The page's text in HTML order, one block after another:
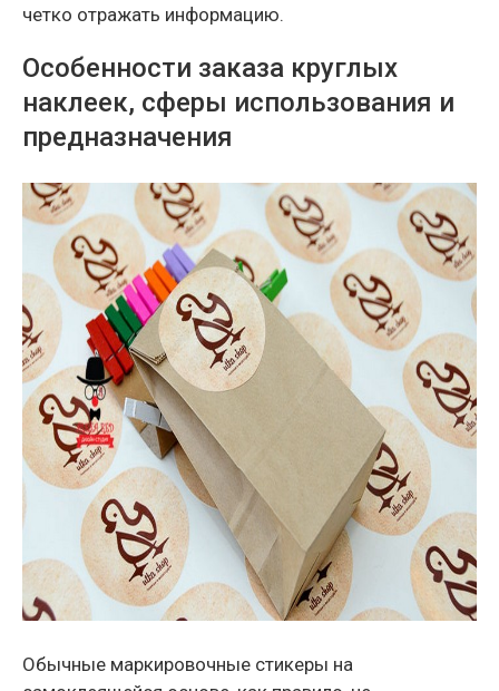
четко отражать информацию.
Особенности заказа круглых
наклеек, сферы использования и
предназначения
Обычные маркировочные стикеры на